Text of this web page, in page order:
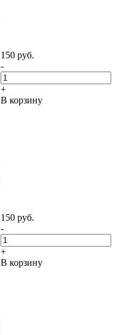
150 руб.
-
+
В корзину
150 руб.
-
+
В корзину